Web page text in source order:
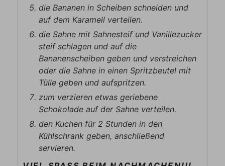
die Bananen in Scheiben schneiden und
auf dem Karamell verteilen.
die Sahne mit Sahnesteif und Vanillezucker
steif schlagen und auf die
Bananenscheiben geben und verstreichen
oder die Sahne in einen Spritzbeutel mit
Tülle geben und aufspritzen.
zum verzieren etwas geriebene
Schokolade auf der Sahne verteilen.
den Kuchen für 2 Stunden in den
Kühlschrank geben, anschließend
servieren.